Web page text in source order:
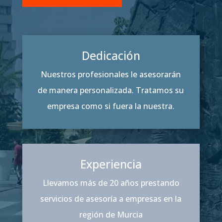
Dedicación
Nuestros profesionales le asesorarán
de manera personalizada. Tratamos su
empresa como si fuera la nuestra.
Experiencia
Llevamos más de 20 años prestando
servicios de asesoría a empresas en la
región de Murcia